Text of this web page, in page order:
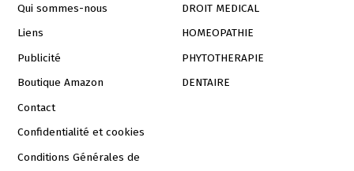
Qui sommes-nous
Liens
Publicité
Boutique Amazon
Contact
Confidentialité et cookies
Conditions Générales de
DROIT MEDICAL
HOMEOPATHIE
PHYTOTHERAPIE
DENTAIRE